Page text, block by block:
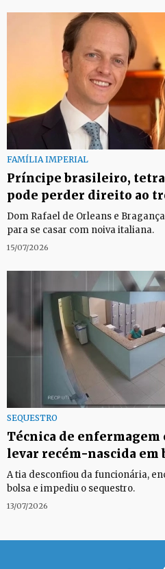
FAMÍLIA IMPERIAL
Príncipe brasileiro,
pode perder direito ao
Dom Rafael de Orleans e
para se casar com noiva italiana.
15/07/2026
SEQUESTRO
Técnica de enfermagem
levar recém-nascida em
A tia desconfiou da funcionária,
bolsa e impediu o sequestro.
13/07/2026